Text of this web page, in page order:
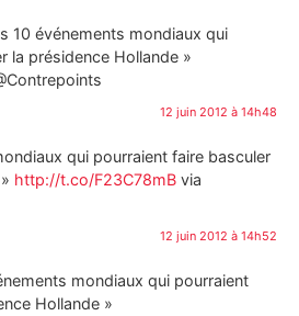
10 événements mondiaux qui
la présidence Hollande »
12 juin 2012 à 14h48
qui pourraient faire basculer
http://t.co/F23C78mB via
12 juin 2012 à 14h52
mondiaux qui pourraient
Hollande »